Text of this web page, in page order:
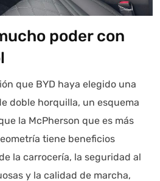
poder con
que BYD haya elegido una
doble horquilla, un esquema
la McPherson que es más
tiene beneficios
la carrocería, la seguridad al
y la calidad de marcha,